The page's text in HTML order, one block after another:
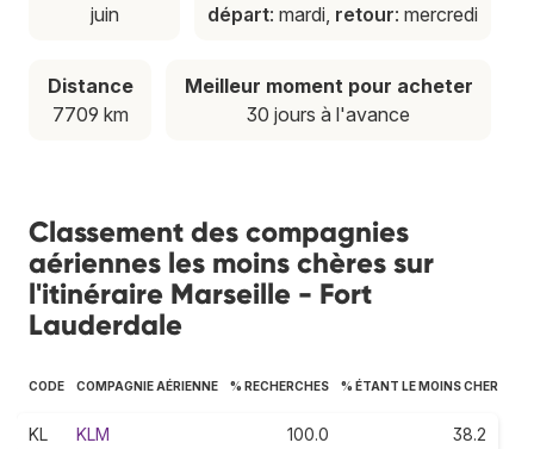
juin
départ: mardi, retour: mercredi
Distance
7709 km
Meilleur moment pour acheter
30 jours à l'avance
Classement des compagnies
aériennes les moins chères sur
l'itinéraire Marseille - Fort
Lauderdale
CODE COMPAGNIE AÉRIENNE % RECHERCHES % ÉTANT LE MOINS CHER
KL KLM 100.0 38.2